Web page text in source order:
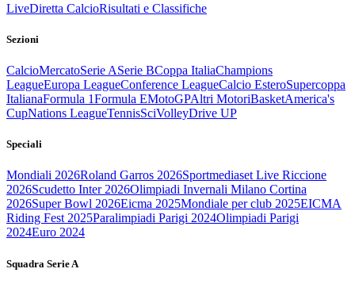
LiveDiretta CalcioRisultati e Classifiche
Sezioni
CalcioMercatoSerie ASerie BCoppa ItaliaChampions
LeagueEuropa LeagueConference LeagueCalcio EsteroSupercoppa
ItalianaFormula 1Formula EMotoGPAltri MotoriBasketAmerica's
CupNations LeagueTennisSciVolleyDrive UP
Speciali
Mondiali 2026Roland Garros 2026Sportmediaset Live Riccione
2026Scudetto Inter 2026Olimpiadi Invernali Milano Cortina
2026Super Bowl 2026Eicma 2025Mondiale per club 2025EICMA
Riding Fest 2025Paralimpiadi Parigi 2024Olimpiadi Parigi
2024Euro 2024
Squadra Serie A